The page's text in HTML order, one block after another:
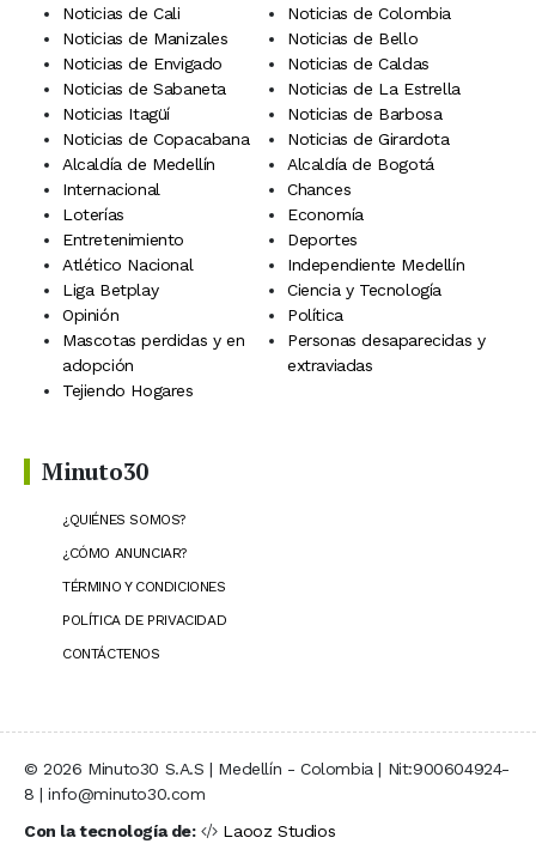
Noticias de Cali
Noticias de Colombia
Noticias de Manizales
Noticias de Bello
Noticias de Envigado
Noticias de Caldas
Noticias de Sabaneta
Noticias de La Estrella
Noticias Itagüí
Noticias de Barbosa
Noticias de Copacabana
Noticias de Girardota
Alcaldía de Medellín
Alcaldía de Bogotá
Internacional
Chances
Loterías
Economía
Entretenimiento
Deportes
Atlético Nacional
Independiente Medellín
Liga Betplay
Ciencia y Tecnología
Opinión
Política
Mascotas perdidas y en
adopción
Personas desaparecidas y
extraviadas
Tejiendo Hogares
Minuto30
¿QUIÉNES SOMOS?
¿CÓMO ANUNCIAR?
TÉRMINO Y CONDICIONES
POLÍTICA DE PRIVACIDAD
CONTÁCTENOS
© 2026 Minuto30 S.A.S | Medellín - Colombia | Nit:900604924-
8 | info@minuto30.com
Con la tecnología de:
Laooz Studios